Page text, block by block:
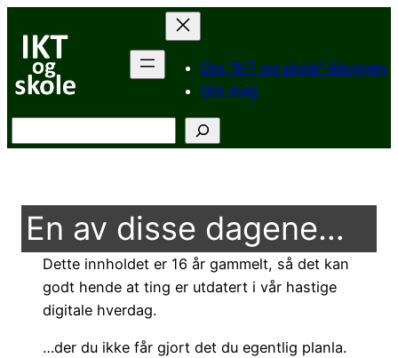
innhold
Om “IKT og skole”-bloggen
Om meg
En av disse dagene…
Dette innholdet er 16 år gammelt, så det kan
godt hende at ting er utdatert i vår hastige
digitale hverdag.
…der du ikke får gjort det du egentlig planla.